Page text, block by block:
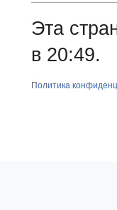
Эта
в 20:49.
Политика